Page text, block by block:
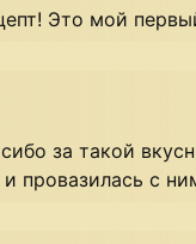
Это мой
за такой
провазилась с